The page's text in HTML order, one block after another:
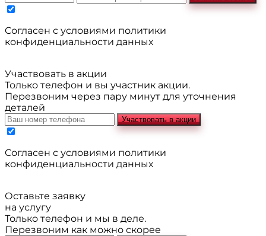
Cогласен с условиями политики
конфиденциальности данных
Участвовать в акции
Только телефон и вы участник акции.
Перезвоним через пару минут для уточнения
деталей
Участвовать в акции
Cогласен с условиями политики
конфиденциальности данных
Оставьте заявку
на услугу
Только телефон и мы в деле.
Перезвоним как можно скорее